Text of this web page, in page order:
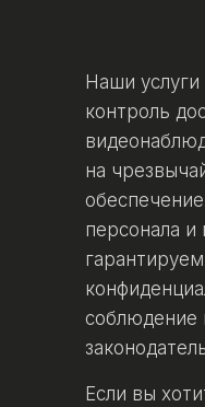
Наши
контроль
на
персонала
соблюдение
Если вы